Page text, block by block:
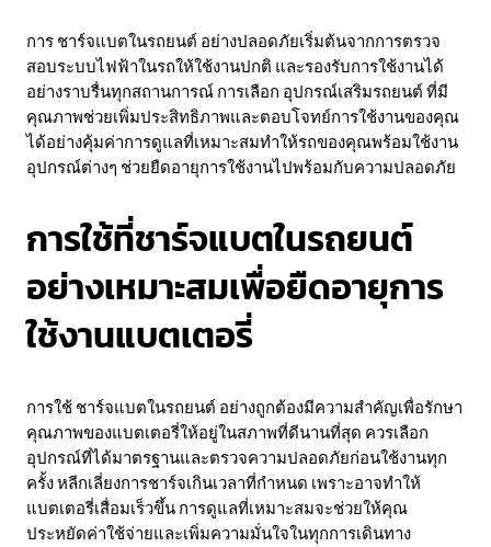
การ ชาร์จแบตในรถยนต์ อย่างปลอดภัยเริ่มต้นจากการตรวจ
สอบระบบไฟฟ้าในรถให้ใช้งานปกติ และรองรับการใช้งานได้
อย่างราบรื่นทุกสถานการณ์ การเลือก อุปกรณ์เสริมรถยนต์ ที่มี
คุณภาพช่วยเพิ่มประสิทธิภาพและตอบโจทย์การใช้งานของคุณ
ได้อย่างคุ้มค่าการดูแลที่เหมาะสมทำให้รถของคุณพร้อมใช้งาน
อุปกรณ์ต่างๆ ช่วยยืดอายุการใช้งานไปพร้อมกับความปลอดภัย
การใช้ที่ชาร์จแบตในรถยนต์
อย่างเหมาะสมเพื่อยืดอายุการ
ใช้งานแบตเตอรี่
การใช้ ชาร์จแบตในรถยนต์ อย่างถูกต้องมีความสำคัญเพื่อรักษา
คุณภาพของแบตเตอรี่ให้อยู่ในสภาพที่ดีนานที่สุด ควรเลือก
อุปกรณ์ที่ได้มาตรฐานและตรวจความปลอดภัยก่อนใช้งานทุก
ครั้ง หลีกเลี่ยงการชาร์จเกินเวลาที่กำหนด เพราะอาจทำให้
แบตเตอรี่เสื่อมเร็วขึ้น การดูแลที่เหมาะสมจะช่วยให้คุณ
ประหยัดค่าใช้จ่ายและเพิ่มความมั่นใจในทุกการเดินทาง